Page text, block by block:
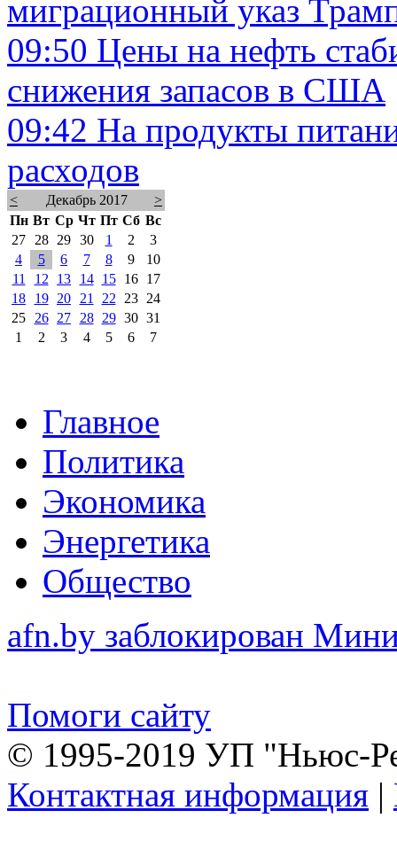
миграционный указ
09:50 Цены на нефть
снижения запасов в США
09:42 На продукты
расходов
< Декабрь 2017
>
Пн Вт Ср Чт Пт Сб Вс
27
28 29 30 1 2
3
4
5 6 7 8 9
10
11
12 13 14 15 16
17
18
19 20 21 22 23
24
25
26 27 28 29 30 31
1
2 3 4 5 6 7
Главное
Политика
Экономика
Энергетика
Общество
afn.by заблокирован
Помоги сайту
© 1995-2019 УП "Ньюс-
Контактная информация |